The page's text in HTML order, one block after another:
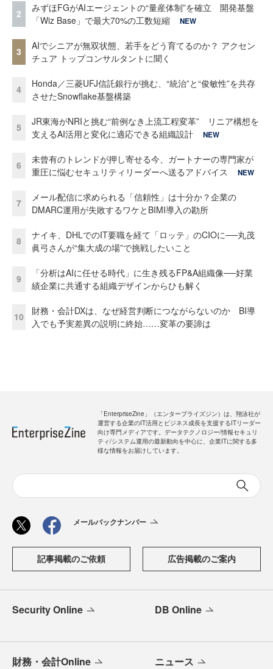
2
みずほFGがAIエージェントの“量産体制”を確立 開発基盤
「Wiz Base」で最大70%の工数短縮
NEW
3
AIでシニアが無双状態、若手をどう育てるのか？ アクセン
チュア トップコンサルタントに聞く
4
Honda／三菱UFJ信託銀行が挑む、“統治”と“俊敏性”を共存
させたSnowflake基盤構築
5
JR東海がNRIと挑む“前例なき上流工程変革” リニア構想を
支えるAI活用と変化に適応できる組織設計
NEW
6
未曾有のトレンドが押し寄せる今、ガートナーの専門家が
重圧に悩むセキュリティリーダーへ送るアドバイス
NEW
7
メール配信に求められる「信頼性」は十分か？企業の
DMARC運用が失敗するワケとBIMI導入の勘所
8
ナイキ、DHLでのIT要職を経て「ロッテ」のCIOに──丸茂
眞弓さんが“集大成の場”で挑戦したいこと
9
「分析はAIに任せる時代」に生き残るFP&A組織像──好業
績企業に共通する組織デザインからひも解く
10
財務・会計DXは、なぜ経営判断につながらないのか BI導
入でも予実差異の説明に終始……変革の要諦は
「EnterpriseZine」（エンタープライズジン）は、翔泳社が
運営する企業のIT活用とビジネス成長を支援するITリーダー
向け専門メディアです。データテクノロジー/情報セキュリ
ティ/システム運用の最新動向を中心に、企業ITに関する多
様な情報をお届けしています。
メールバックナンバー
記事掲載のご依頼 広告掲載のご案内
Security Online DB Online
財務・会計Online ニュース